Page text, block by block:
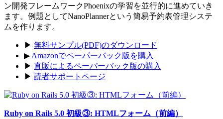
ン開発フレームワークPhoenixの学習を並行的に進めていき
ます。例題としてNanoPlannerという簡易予約表管理システ
ムを作ります。
▶ 無料サンプル(PDF)のダウンロード
▶ Amazonでペーパーバック版を購入
▶ 直販によるペーパーバック版の購入
▶ 読者サポートページ
Ruby on Rails 5.0 初級③: HTMLフォーム（前編）